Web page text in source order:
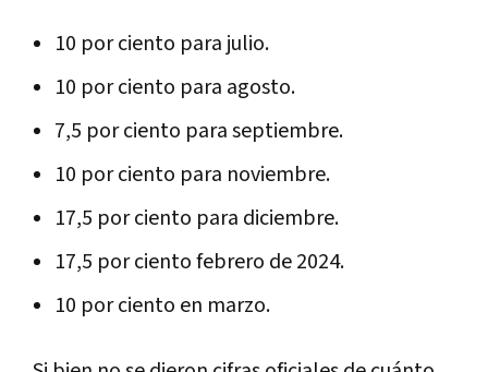
10 por ciento para julio.
10 por ciento para agosto.
7,5 por ciento para septiembre.
10 por ciento para noviembre.
17,5 por ciento para diciembre.
17,5 por ciento febrero de 2024.
10 por ciento en marzo.